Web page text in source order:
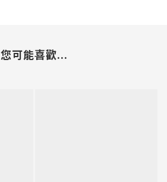
您可能喜歡...